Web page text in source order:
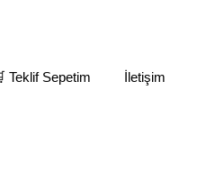
Teklif Sepetim İletişim